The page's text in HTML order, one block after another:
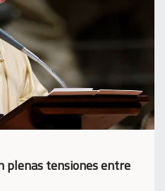
plenas tensiones entre